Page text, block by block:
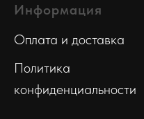
Информация
Оплата и доставка
Политика
конфиденциальности